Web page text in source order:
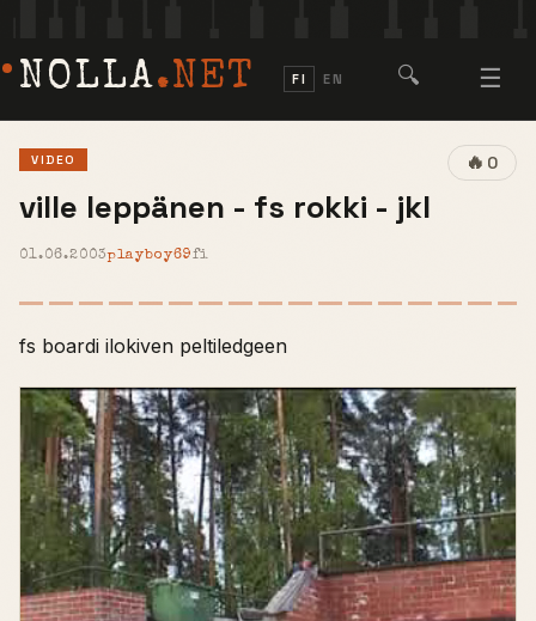
NOLLA.NET FI EN 🔍 ☰
🔥 0
VIDEO
ville leppänen - fs rokki - jkl
01.06.2003playboy69fi
fs boardi ilokiven peltiledgeen